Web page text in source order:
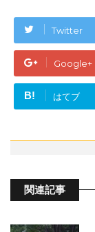
Twitter
Google+
B! はてブ
関連記事